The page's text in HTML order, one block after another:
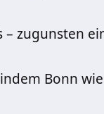
zugunsten
Bonn